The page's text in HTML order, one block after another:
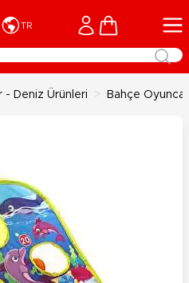
TR Cart
- Deniz Ürünleri > Bahçe